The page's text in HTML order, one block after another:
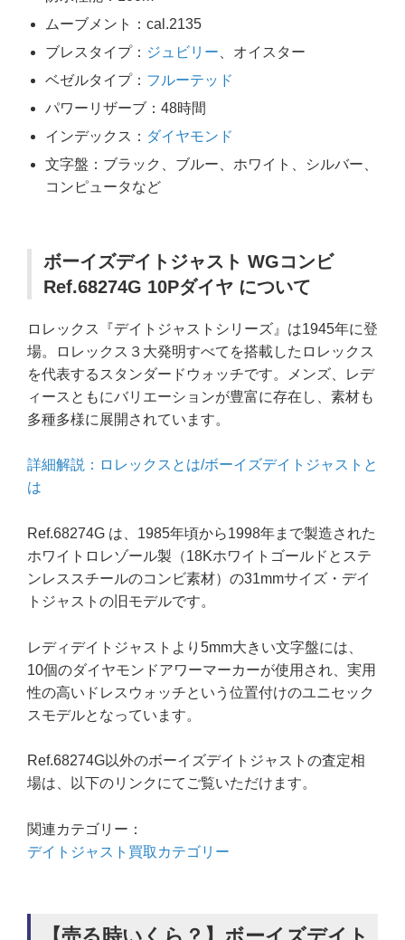
ムーブメント：cal.2135
ブレスタイプ： ジュビリー 、オイスター
ベゼルタイプ： フルーテッド
パワーリザーブ：48時間
インデックス： ダイヤモンド
文字盤：ブラック、ブルー、ホワイト、シルバー、
コンピュータなど
ボーイズデイトジャスト WGコンビ
Ref.68274G 10Pダイヤ について
ロレックス『デイトジャストシリーズ』は1945年に登
場。ロレックス３大発明すべてを搭載したロレックス
を代表するスタンダードウォッチです。メンズ、レデ
ィースともにバリエーションが豊富に存在し、素材も
多種多様に展開されています。
詳細解説：ロレックスとは/ボーイズデイトジャストと
は
Ref.68274G は、1985年頃から1998年まで製造された
ホワイトロレゾール製（18Kホワイトゴールドとステ
ンレススチールのコンビ素材）の31mmサイズ・デイ
トジャストの旧モデルです。
レディデイトジャストより5mm大きい文字盤には、
10個のダイヤモンドアワーマーカーが使用され、実用
性の高いドレスウォッチという位置付けのユニセック
スモデルとなっています。
Ref.68274G以外のボーイズデイトジャストの査定相
場は、以下のリンクにてご覧いただけます。
関連カテゴリー：
デイトジャスト買取カテゴリー